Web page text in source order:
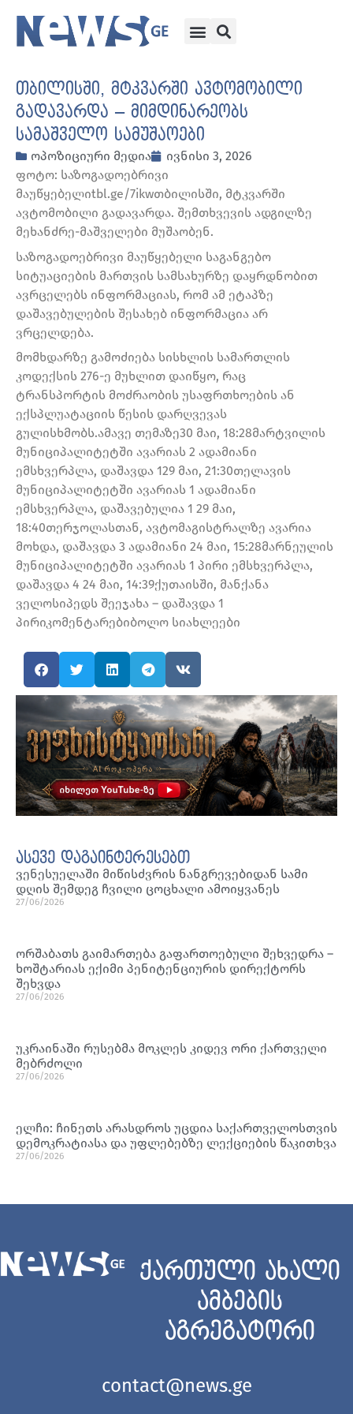
თბილისში, მტკვარში ავტომობილი
გადავარდა – მიმდინარეობს
სამაშველო სამუშაოები
ოპოზიციური მედია
ივნისი 3, 2026
ფოტო: საზოგადოებრივი
მაუწყებელიtbl.ge/7ikwთბილისში, მტკვარში
ავტომობილი გადავარდა. შემთხვევის ადგილზე
მეხანძრე-მაშველები მუშაობენ.
საზოგადოებრივი მაუწყებელი საგანგებო
სიტუაციების მართვის სამსახურზე დაყრდნობით
ავრცელებს ინფორმაციას, რომ ამ ეტაპზე
დაშავებულების შესახებ ინფორმაცია არ
ვრცელდება.
მომხდარზე გამოძიება სისხლის სამართლის
კოდექსის 276-ე მუხლით დაიწყო, რაც
ტრანსპორტის მოძრაობის უსაფრთხოების ან
ექსპლუატაციის წესის დარღვევას
გულისხმობს.ამავე თემაზე30 მაი, 18:28მარტვილის
მუნიციპალიტეტში ავარიას 2 ადამიანი
ემსხვერპლა, დაშავდა 129 მაი, 21:30თელავის
მუნიციპალიტეტში ავარიას 1 ადამიანი
ემსხვერპლა, დაშავებულია 1 29 მაი,
18:40თერჯოლასთან, ავტომაგისტრალზე ავარია
მოხდა, დაშავდა 3 ადამიანი 24 მაი, 15:28მარნეულის
მუნიციპალიტეტში ავარიას 1 პირი ემსხვერპლა,
დაშავდა 4 24 მაი, 14:39ქუთაისში, მანქანა
ველოსიპედს შეეჯახა – დაშავდა 1
პირიკომენტარებიბოლო სიახლეები
ასევე დაგაინტერესებთ
ვენესუელაში მიწისძვრის ნანგრევებიდან სამი
დღის შემდეგ ჩვილი ცოცხალი ამოიყვანეს
27/06/2026
ორშაბათს გაიმართება გაფართოებული შეხვედრა –
ხოშტარიას ექიმი პენიტენციურის დირექტორს
შეხვდა
27/06/2026
უკრაინაში რუსებმა მოკლეს კიდევ ორი ქართველი
მებრძოლი
27/06/2026
ელჩი: ჩინეთს არასდროს უცდია საქართველოსთვის
დემოკრატიასა და უფლებებზე ლექციების წაკითხვა
27/06/2026
ქართული ახალი
ამბების
აგრეგატორი
contact@news.ge